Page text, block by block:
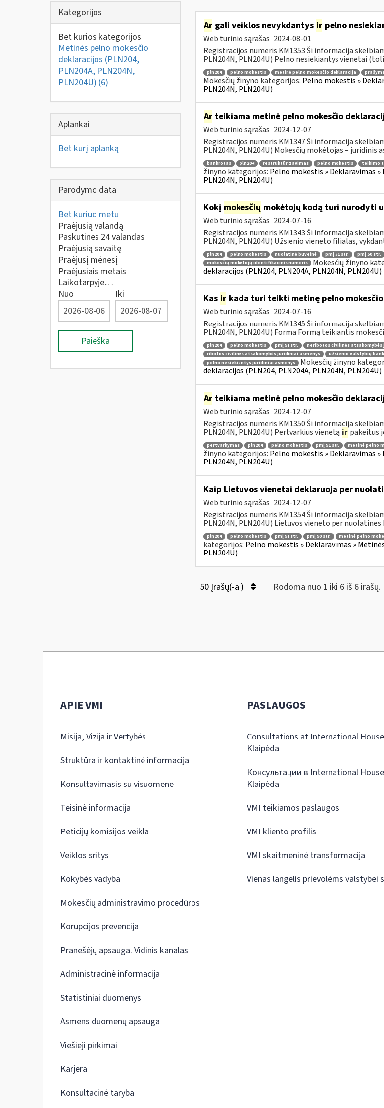
Kategorijos
Bet kurios kategorijos
Metinės pelno mokesčio
deklaracijos (PLN204,
PLN204A, PLN204N,
PLN204U) (6)
Aplankai
Bet kurį aplanką
Parodymo data
Bet kuriuo metu
Praėjusią valandą
Paskutines 24 valandas
Praėjusią savaitę
Praėjusį mėnesį
Praėjusiais metais
Laikotarpyje…
Nuo
Iki
Paieška
Argali veiklos nevykdantys irpelno
Web turinio sąrašas 2024-08-01
Registracijos numeris KM1353 Ši informacija
PLN204N, PLN204U) Pelno nesiekiantys vienetai
pln204 pelno mokestis metinė pelno mokesčio deklaracija
Mokesčių žinyno kategorijos: Pelno mokestis »
PLN204N, PLN204U)
Arteikiama metinė pelno mokesčio
Web turinio sąrašas 2024-12-07
Registracijos numeris KM1347 Ši informacija
PLN204N, PLN204U) Mokesčių mokėtojas – juridinis
bankrotas pln204 restruktūrizavimas pelno mokestis teikimo
žinyno kategorijos: Pelno mokestis » Deklaravimas
PLN204N, PLN204U)
Kokį mokesčių mokėtojų kodą turi nurodyti
Web turinio sąrašas 2024-07-16
Registracijos numeris KM1343 Ši informacija
PLN204N, PLN204U) Užsienio vieneto filialas,
pln204 pelno mokestis nuolatinė buveinė pmį 51 str. pmį 50 str.
mokesčių mokėtojų identifikacinis numeris
Mokesčių žinyno
deklaracijos (PLN204, PLN204A, PLN204N, PLN204U)
Kas irkada turi teikti metinę pelno mokesčio
Web turinio sąrašas 2024-07-16
Registracijos numeris KM1345 Ši informacija
PLN204N, PLN204U) Forma Formą teikiantis
pln204 pelno mokestis pmį 51 str. neribotos civilinės atsakomybės
ribotos civilinės atsakomybės juridiniai asmenys
užsienio valstybių
pelno nesiekiantys juridiniai asmenys
Mokesčių žinyno
deklaracijos (PLN204, PLN204A, PLN204N, PLN204U)
Arteikiama metinė pelno mokesčio
Web turinio sąrašas 2024-12-07
Registracijos numeris KM1350 Ši informacija
PLN204N, PLN204U) Pertvarkius vienetą ir pakeitus
pertvarkymas pln204 pelno mokestis pmį 51 str. metinė pelno
žinyno kategorijos: Pelno mokestis » Deklaravimas
PLN204N, PLN204U)
Kaip Lietuvos vienetai deklaruoja per
Web turinio sąrašas 2024-12-07
Registracijos numeris KM1354 Ši informacija
PLN204N, PLN204U) Lietuvos vieneto per
pln204 pelno mokestis pmį 51 str. pmį 50 str. metinė pelno
kategorijos: Pelno mokestis » Deklaravimas »
PLN204U)
50 Įrašų(-ai) Rodoma nuo 1 iki 6 iš 6 irašų.
APIE VMI
Misija, Vizija ir Vertybės
Struktūra ir kontaktinė informacija
Konsultavimasis su visuomene
Teisinė informacija
Peticijų komisijos veikla
Veiklos sritys
Kokybės vadyba
Mokesčių administravimo procedūros
Korupcijos prevencija
Pranešėjų apsauga. Vidinis kanalas
Administracinė informacija
Statistiniai duomenys
Asmens duomenų apsauga
Viešieji pirkimai
Karjera
Konsultacinė taryba
PASLAUGOS
Consultations at International
Klaipėda
Консультации в International
Klaipėda
VMI teikiamos paslaugos
VMI kliento profilis
VMI skaitmeninė transformacija
Vienas langelis prievolėms valstybei